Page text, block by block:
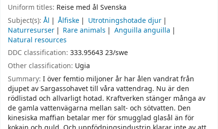
Uniform titles: Reise med ål Svenska
Subject(s): Ål Ålfiske
Utrotningshotade djur
Naturresurser
Rare animals
Anguilla anguilla
Natural resources
DDC classification: 333.95643 23/swe
Other classification: Ugia
Summary: I över femtio miljoner år har ålen vandrat från
djupet av Sargassohavet till våra vattendrag. Nu är den
rödlistad och allvarligt hotad. Kraftverken stänger många av
de gamla vattenvägarna mellan salt- och sötvatten. Den
kinesiska maffian betalar mer för smugglad glasål än för